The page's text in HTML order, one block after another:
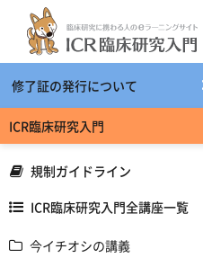
メインコンテンツへスキップする
修了証の発行について
ICR臨床研究入門
規制ガイドライン
ICR臨床研究入門全講座一覧
今イチオシの講義